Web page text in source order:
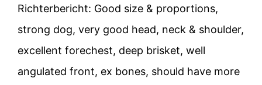
Richterbericht: Good size & proportions,
strong dog, very good head, neck & shoulder,
excellent forechest, deep brisket, well
angulated front, ex bones, should have more